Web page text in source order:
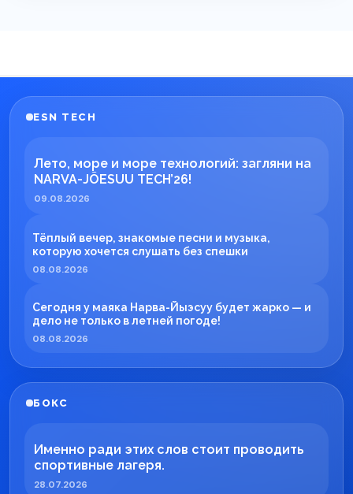
ESN TECH
Лето, море и море технологий: загляни на
NARVA-JÕESUU TECH’26!
09.08.2026
Тёплый вечер, знакомые песни и музыка,
которую хочется слушать без спешки
08.08.2026
Сегодня у маяка Нарва-Йыэсуу будет жарко — и
дело не только в летней погоде!
08.08.2026
БОКС
Именно ради этих слов стоит проводить
спортивные лагеря.
28.07.2026